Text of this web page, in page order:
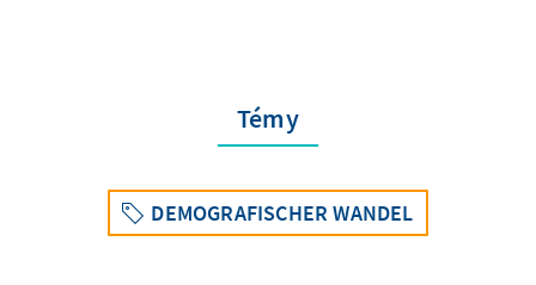
Témy
DEMOGRAFISCHER WANDEL